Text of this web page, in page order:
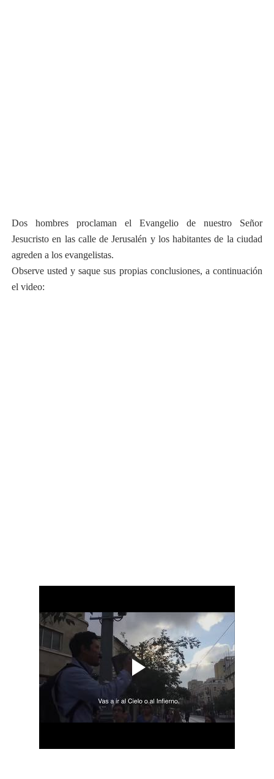
Dos hombres proclaman el Evangelio de nuestro Señor
Jesucristo en las calle de Jerusalén y los habitantes de la ciudad
agreden a los evangelistas.
Observe usted y saque sus propias conclusiones, a continuación
el video: